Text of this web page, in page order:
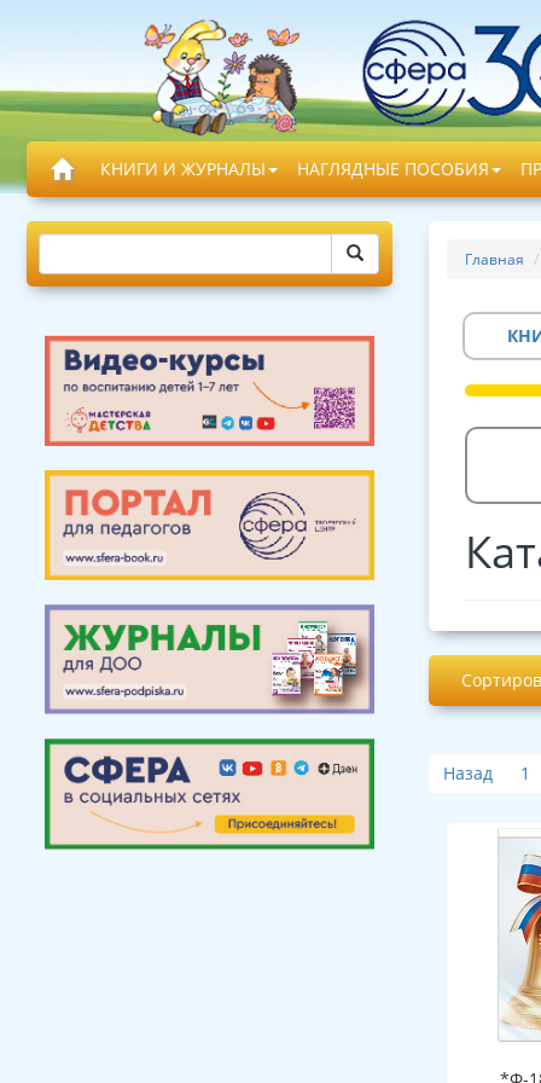
КНИГИ И ЖУРНАЛЫ НАГЛЯДНЫЕ ПОСОБИЯ
Главная
Назад 1